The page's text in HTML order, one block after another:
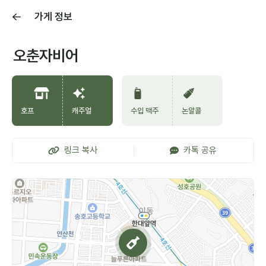
가게 정보
오춘자비어
호프 캐주얼 수입 맥주 논알콜
링크 복사 카톡 공유